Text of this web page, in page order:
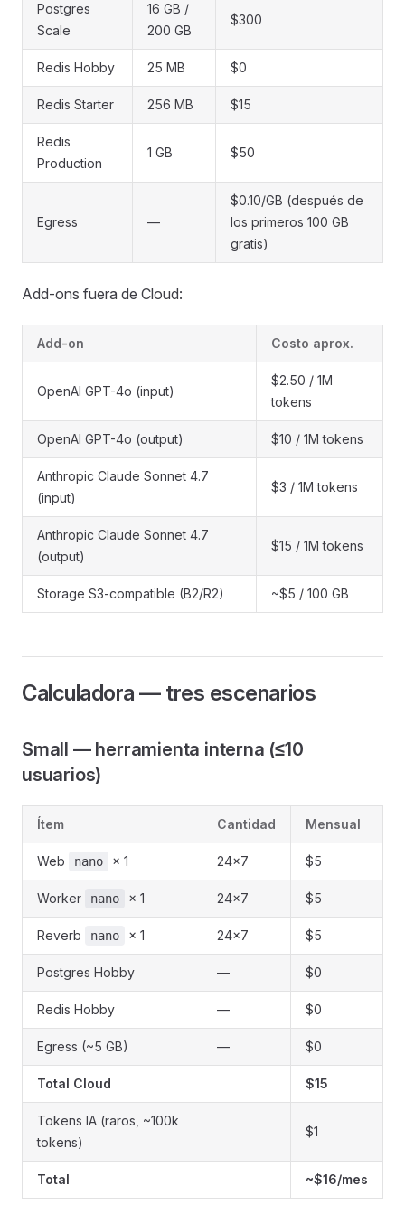
Postgres
Scale
16 GB /
200 GB
$300
Redis Hobby 25 MB $0
Redis Starter 256 MB $15
Redis
Production
1 GB $50
Egress —
$0.10/GB (después de
los primeros 100 GB
gratis)
Add-ons fuera de Cloud:
Add-on Costo aprox.
OpenAI GPT-4o (input)
$2.50 / 1M
tokens
OpenAI GPT-4o (output) $10 / 1M tokens
Anthropic Claude Sonnet 4.7
(input)
$3 / 1M tokens
Anthropic Claude Sonnet 4.7
(output)
$15 / 1M tokens
Storage S3-compatible (B2/R2) ~$5 / 100 GB
Calculadora — tres escenarios
Small — herramienta interna (≤10
usuarios)
Ítem Cantidad Mensual
Web nano × 1 24×7 $5
Worker nano × 1 24×7 $5
Reverb nano × 1 24×7 $5
Postgres Hobby — $0
Redis Hobby — $0
Egress (~5 GB) — $0
Total Cloud $15
Tokens IA (raros, ~100k
tokens)
$1
Total ~$16/mes